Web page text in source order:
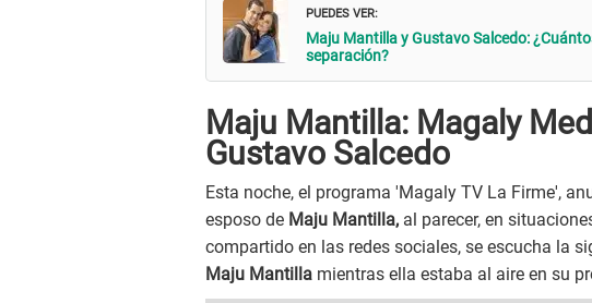
PUEDES VER:
Maju Mantilla y Gustavo Salcedo:
separación?
Maju Mantilla: Magaly
Gustavo Salcedo
Esta noche, el programa 'Magaly TV La Firme',
esposo de Maju Mantilla, al parecer, en
compartido en las redes sociales, se escucha la
Maju Mantilla mientras ella estaba al aire en su